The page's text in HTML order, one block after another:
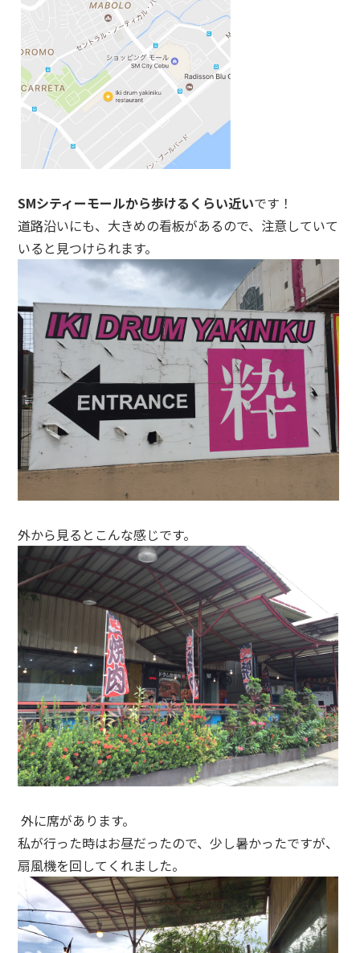
SMシティーモールから歩けるくらい近いです！
道路沿いにも、大きめの看板があるので、注意していて
いると見つけられます。
外から見るとこんな感じです。
外に席があります。
私が行った時はお昼だったので、少し暑かったですが、
扇風機を回してくれました。